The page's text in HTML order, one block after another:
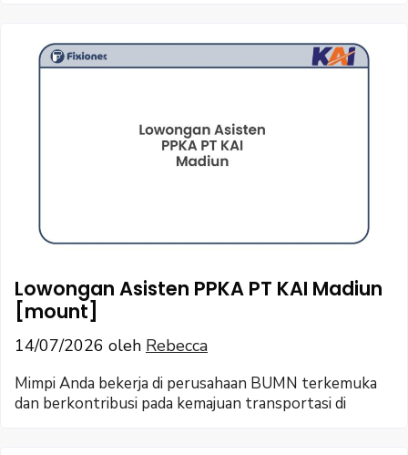
Lowongan Asisten PPKA PT KAI Madiun
[mount]
14/07/2026 oleh Rebecca
Mimpi Anda bekerja di perusahaan BUMN terkemuka
dan berkontribusi pada kemajuan transportasi di